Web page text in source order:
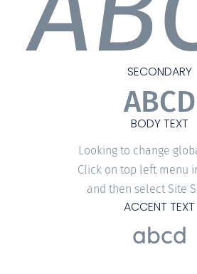
SECONDARY
ABCD
BODY TEXT
Looking to change
Click on top left menu
and then select Site
ACCENT TEXT
abcd